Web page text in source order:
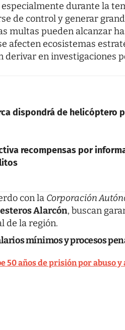
durante la
de control y generar
multas pueden alcanzar
afecten ecosistemas
derivar en investigaciones
dispondrá de helicóptero
recompensas por
con la Corporación
Alarcón, buscan
de la región.
mínimos y procesos
50 años de prisión por abuso